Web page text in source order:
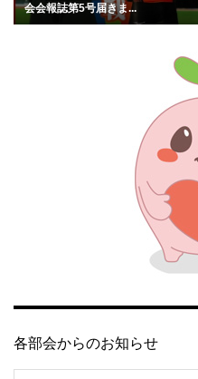
会会報誌第5号届きま...
各部会からのお知らせ